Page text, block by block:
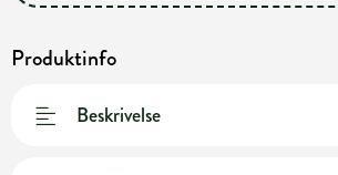
Produktinfo
Beskrivelse